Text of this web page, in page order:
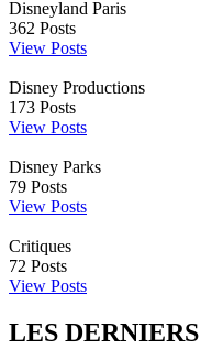
Disneyland Paris
362 Posts
View Posts
Disney Productions
173 Posts
View Posts
Disney Parks
79 Posts
View Posts
Critiques
72 Posts
View Posts
LES